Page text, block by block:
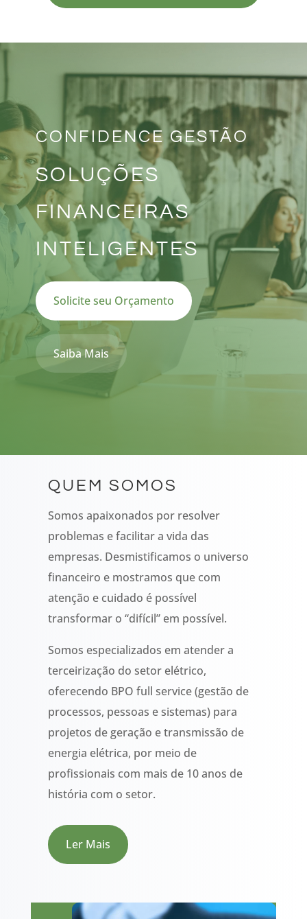
CONFIDENCE GESTÃO
SOLUÇÕES
FINANCEIRAS
INTELIGENTES
Solicite seu Orçamento
Saiba Mais
QUEM SOMOS
Somos apaixonados por resolver
problemas e facilitar a vida das
empresas. Desmistificamos o universo
financeiro e mostramos que com
atenção e cuidado é possível
transformar o “difícil” em possível.
Somos especializados em atender a
terceirização do setor elétrico,
oferecendo BPO full service (gestão de
processos, pessoas e sistemas) para
projetos de geração e transmissão de
energia elétrica, por meio de
profissionais com mais de 10 anos de
história com o setor.
Ler Mais